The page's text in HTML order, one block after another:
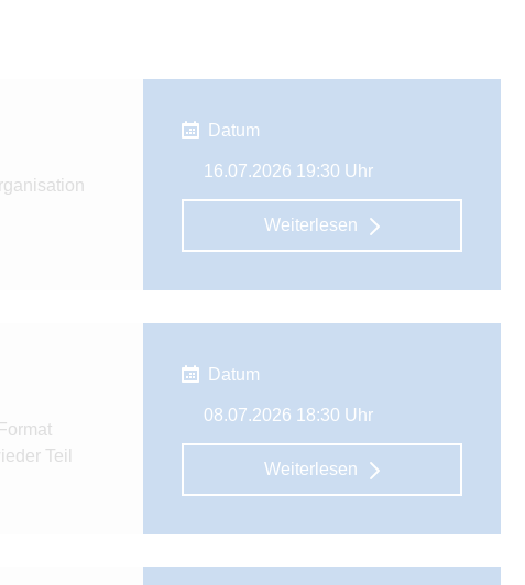
Datum
16.07.2026 19:30 Uhr
Weiterlesen
Teil
Datum
08.07.2026 18:30 Uhr
Weiterlesen